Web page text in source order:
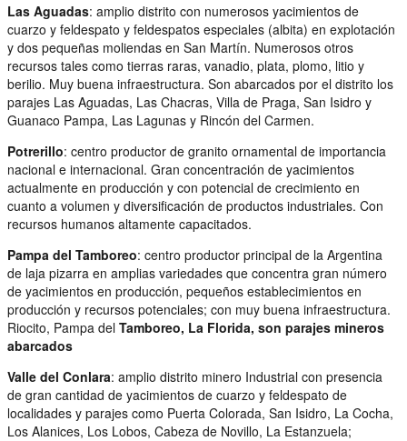
Las Aguadas: amplio distrito con numerosos yacimientos de
cuarzo y feldespato y feldespatos especiales (albita) en explotación
y dos pequeñas moliendas en San Martín. Numerosos otros
recursos tales como tierras raras, vanadio, plata, plomo, litio y
berilio. Muy buena infraestructura. Son abarcados por el distrito los
parajes Las Aguadas, Las Chacras, Villa de Praga, San Isidro y
Guanaco Pampa, Las Lagunas y Rincón del Carmen.
Potrerillo: centro productor de granito ornamental de importancia
nacional e internacional. Gran concentración de yacimientos
actualmente en producción y con potencial de crecimiento en
cuanto a volumen y diversificación de productos industriales. Con
recursos humanos altamente capacitados.
Pampa del Tamboreo: centro productor principal de la Argentina
de laja pizarra en amplias variedades que concentra gran número
de yacimientos en producción, pequeños establecimientos en
producción y recursos potenciales; con muy buena infraestructura.
Riocito, Pampa del Tamboreo, La Florida, son parajes mineros
abarcados
Valle del Conlara: amplio distrito minero Industrial con presencia
de gran cantidad de yacimientos de cuarzo y feldespato de
localidades y parajes como Puerta Colorada, San Isidro, La Cocha,
Los Alanices, Los Lobos, Cabeza de Novillo, La Estanzuela;